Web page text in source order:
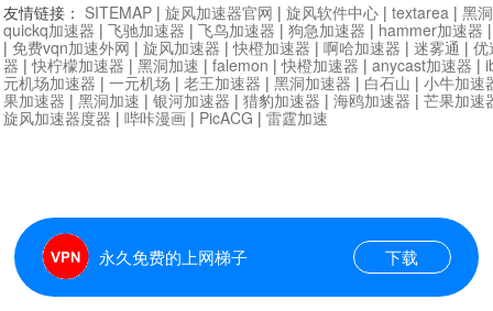
永久免费的上网梯子 下载
友情链接： SITEMAP | 旋风加速器官网 | 旋风软件中心 | textarea | 黑
quickq加速器 | 飞驰加速器 | 飞鸟加速器 | 狗急加速器 | hammer加速器
| 免费vqn加速外网 | 旋风加速器 |快橙加速器 | 啊哈加速器 | 迷雾通 | 优
器 |快柠檬加速器 | 黑洞加速 | falemon |快橙加速器 | anycast加速器 |
元机场加速器 | 一元机场 | 老王加速器 | 黑洞加速器 | 白石山 | 小牛加速
果加速器 | 黑洞加速 | 银河加速器 | 猎豹加速器 | 海鸥加速器 | 芒果加速
旋风加速器度器 | 哔咔漫画 | PicACG | 雷霆加速